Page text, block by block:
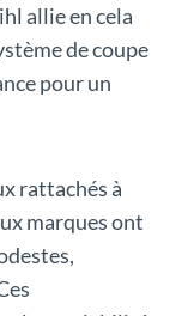
allie en cela
de coupe
pour un
rattachés à
marques ont